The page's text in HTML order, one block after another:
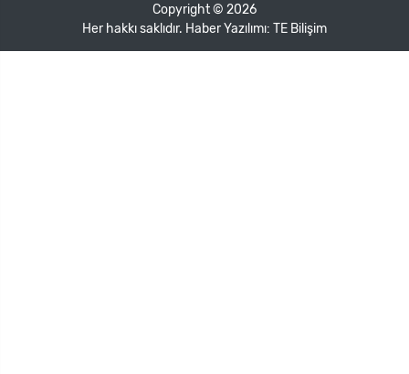
Copyright © 2026
Her hakkı saklıdır. Haber Yazılımı: TE Bilişim